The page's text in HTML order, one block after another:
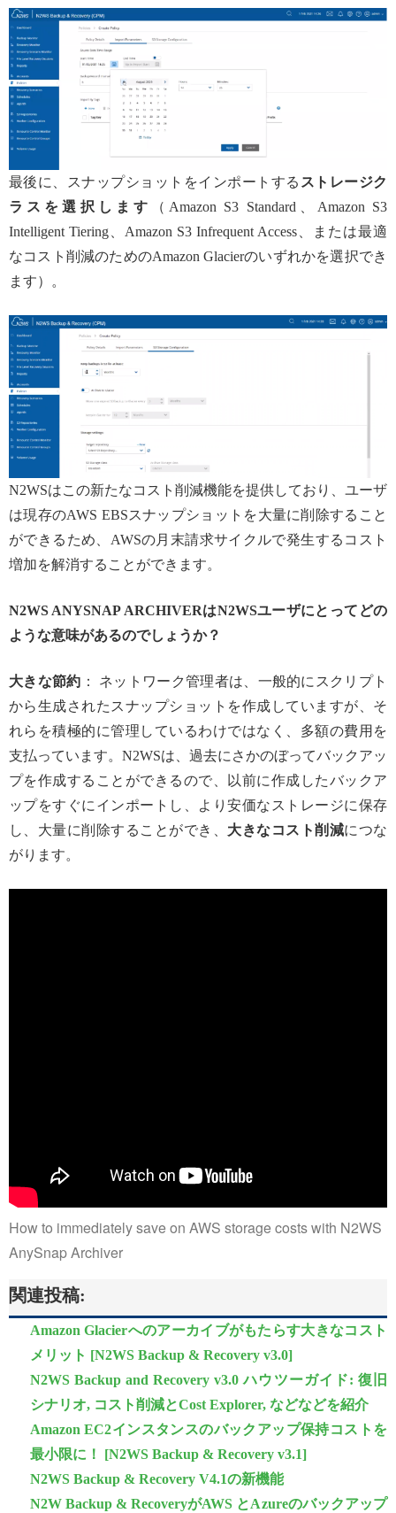
最後に、スナップショットをインポートする ストレージク
ラスを選択します
（Amazon S3 Standard、Amazon S3
Intelligent Tiering、Amazon S3 Infrequent Access、または最適
なコスト削減のためのAmazon Glacierのいずれかを選択でき
ます）。
N2WSはこの新たなコスト削減機能を提供しており、ユーザ
は現存のAWS EBSスナップショットを大量に削除すること
ができるため、AWSの月末請求サイクルで発生するコスト
増加を解消することができます。
N2WS ANYSNAP ARCHIVERはN2WSユーザにとってどの
ような意味があるのでしょうか？
大きな節約 ： ネットワーク管理者は、一般的にスクリプト
から生成されたスナップショットを作成していますが、そ
れらを積極的に管理しているわけではなく、多額の費用を
支払っています。N2WSは、過去にさかのぼってバックアッ
プを作成することができるので、以前に作成したバックア
ップをすぐにインポートし、より安価なストレージに保存
し、大量に削除することができ、 大きなコスト削減につな
がります。
How to immediately save on AWS storage costs with N2WS
AnySnap Archiver
関連投稿:
Amazon Glacierへのアーカイブがもたらす大きなコスト
メリット [N2WS Backup & Recovery v3.0]
N2WS Backup and Recovery v3.0 ハウツーガイド: 復旧
シナリオ, コスト削減とCost Explorer, などなどを紹介
Amazon EC2インスタンスのバックアップ保持コストを
最小限に！ [N2WS Backup & Recovery v3.1]
N2WS Backup & Recovery V4.1の新機能
N2W Backup & RecoveryがAWS とAzureのバックアップ